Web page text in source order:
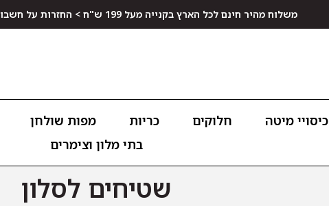
משלוח מהיר חינם לכל הארץ בקנייה מעל 199 ש"ח > החזרות על חשבוננו > 100% שביעות רצון
כיסויי מיטה חלוקים כריות מפות שולחן
בתי מלון וצימרים
שטיחים לסלון